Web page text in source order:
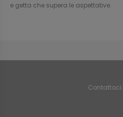
e getta che supera le aspettative.
Contattaci: